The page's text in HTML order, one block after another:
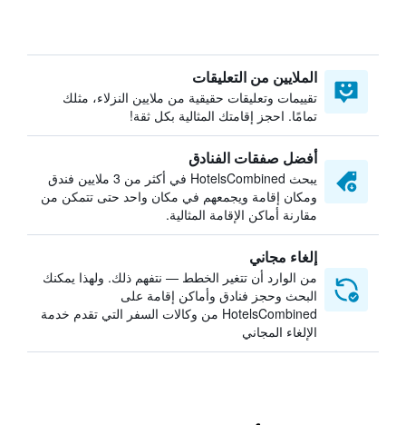
الملايين من التعليقات
تقييمات وتعليقات حقيقية من ملايين النزلاء، مثلك
تمامًا. احجز إقامتك المثالية بكل ثقة!
أفضل صفقات الفنادق
يبحث HotelsCombined في أكثر من 3 ملايين فندق
ومكان إقامة ويجمعهم في مكان واحد حتى تتمكن من
مقارنة أماكن الإقامة المثالية.
إلغاء مجاني
من الوارد أن تتغير الخطط — نتفهم ذلك. ولهذا يمكنك
البحث وحجز فنادق وأماكن إقامة على
HotelsCombined من وكالات السفر التي تقدم خدمة
الإلغاء المجاني